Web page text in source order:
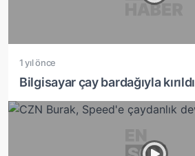
1 yıl önce
Bilgisayar çay bardağıyla kırıldı